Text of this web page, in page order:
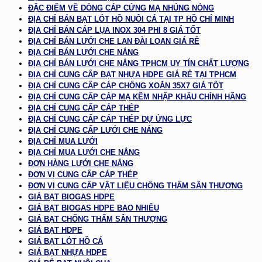
ĐẶC ĐIỂM VỀ DÒNG CÁP CỨNG MẠ NHÚNG NÓNG
ĐỊA CHỈ BÁN BẠT LÓT HỒ NUÔI CÁ TẠI TP HỒ CHÍ MINH
ĐỊA CHỈ BÁN CÁP LỤA INOX 304 PHI 8 GIÁ TỐT
ĐỊA CHỈ BÁN LƯỚI CHE LAN ĐÀI LOAN GIÁ RẺ
ĐỊA CHỈ BÁN LƯỚI CHE NẮNG
ĐỊA CHỈ BÁN LƯỚI CHE NẮNG TPHCM UY TÍN CHẤT LƯỢNG
ĐỊA CHỈ CUNG CẤP BẠT NHỰA HDPE GIÁ RẺ TẠI TPHCM
ĐỊA CHỈ CUNG CẤP CÁP CHỐNG XOẮN 35X7 GIÁ TỐT
ĐỊA CHỈ CUNG CẤP CÁP MẠ KẼM NHẬP KHẨU CHÍNH HÃNG
ĐỊA CHỈ CUNG CẤP CÁP THÉP
ĐỊA CHỈ CUNG CẤP CÁP THÉP DỰ ỨNG LỰC
ĐỊA CHỈ CUNG CẤP LƯỚI CHE NẮNG
ĐỊA CHỈ MUA LƯỚI
ĐỊA CHỈ MUA LƯỚI CHE NẮNG
ĐƠN HÀNG LƯỚI CHE NẮNG
ĐƠN VỊ CUNG CẤP CÁP THÉP
ĐƠN VỊ CUNG CẤP VẬT LIỆU CHỐNG THẤM SÂN THƯỢNG
GIÁ BẠT BIOGAS HDPE
GIÁ BẠT BIOGAS HDPE BAO NHIÊU
GIÁ BẠT CHỐNG THẤM SÂN THƯỢNG
GIÁ BẠT HDPE
GIÁ BẠT LÓT HỒ CÁ
GIÁ BẠT NHỰA HDPE